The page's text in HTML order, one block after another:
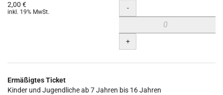
2,00 €
inkl. 19% MwSt. Menge
-
+
Ermäßigtes Ticket
Kinder und Jugendliche ab 7 Jahren bis 16 Jahren